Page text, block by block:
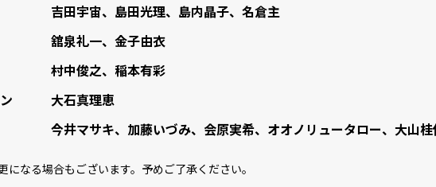
紙やプレゼントの受け渡しは、周りのかたへのご迷惑になりますので、ご遠慮くださ
吉田宇宙 島田光理 島内晶子
名倉主
舘泉礼一
金子由衣
村中俊之
稲本有彩
大石真理恵
今井マサキ 加藤いづみ 会原実希 オオノリュータロー 大山桂
なる場合もございます。予めご了承ください。